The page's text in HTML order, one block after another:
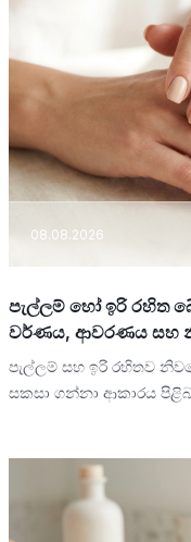
08.08.2026
පැල්ලම් හෝ ඉරි රහිත
වර්ණය, ආවරණය සහ
පැල්ලම් සහ ඉරි රහිතව
සකසා ගන්නා ආකාරය